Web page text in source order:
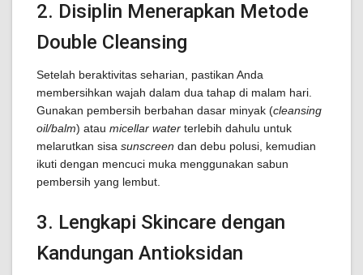
2. Disiplin Menerapkan Metode
Double Cleansing
Setelah beraktivitas seharian, pastikan Anda
membersihkan wajah dalam dua tahap di malam hari.
Gunakan pembersih berbahan dasar minyak (cleansing
oil/balm) atau micellar water terlebih dahulu untuk
melarutkan sisa sunscreen dan debu polusi, kemudian
ikuti dengan mencuci muka menggunakan sabun
pembersih yang lembut.
3. Lengkapi Skincare dengan
Kandungan Antioksidan